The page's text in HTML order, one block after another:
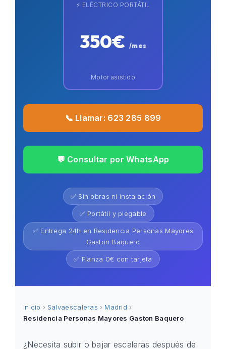
⚡ ELÉCTRICO PORTÁTIL
350€/mes
Motor asistido
📞 Llamar: 623 285 899
💬 Consultar por WhatsApp
✅ Sin obras ni instalación
✅ Portátil y plegable
✅ Entrega 24h en Residencia Personas Mayores
Gaston Baquero
✅ Fianza 0€ con tarjeta
Inicio › Salvaescaleras › Madrid ›
Residencia Personas Mayores Gaston Baquero
¿Necesita subir o bajar escaleras después de